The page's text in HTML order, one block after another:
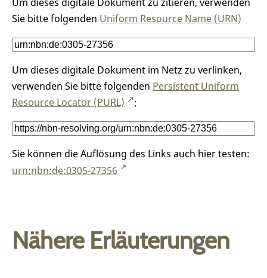
Sie bitte folgenden Uniform Resource Name (URN)
Um dieses digitale Dokument im Netz zu verlinken,
verwenden Sie bitte folgenden Persistent Uniform
Resource Locator (PURL)
:
Sie können die Auflösung des Links auch hier testen:
urn:nbn:de:0305-27356
Nähere Erläuterungen